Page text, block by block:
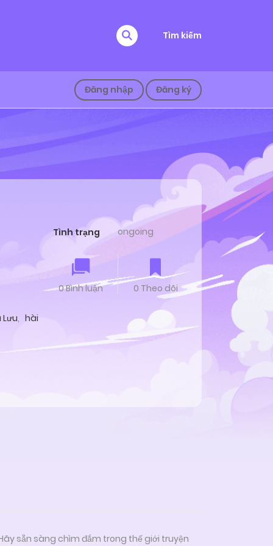
Tìm kiếm
Đăng nhập Đăng ký
Lưu, hài
Tình trạng ongoing
0 Bình luận 0 Theo dõi
sẵn sàng chìm đắm trong thế giới truyện